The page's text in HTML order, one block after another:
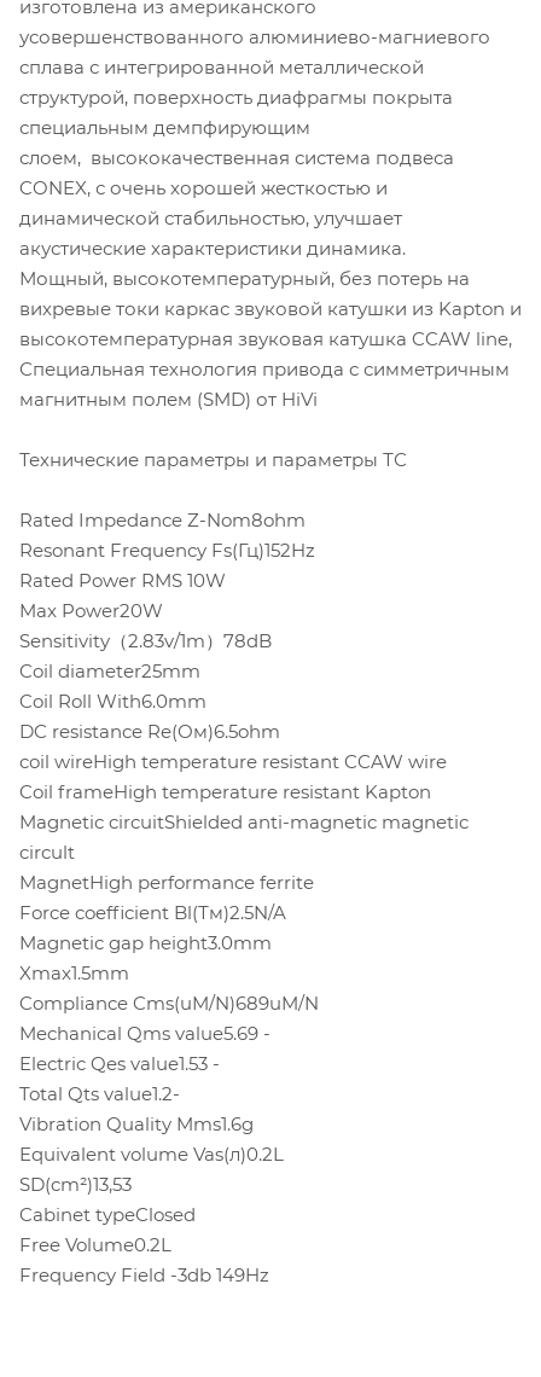
изготовлена из американского
усовершенствованного алюминиево-магниевого
сплава с интегрированной металлической
структурой, поверхность диафрагмы покрыта
специальным демпфирующим
слоем, высококачественная система подвеса
CONEX, с очень хорошей жесткостью и
динамической стабильностью, улучшает
акустические характеристики динамика.
Мощный, высокотемпературный, без потерь на
вихревые токи каркас звуковой катушки из Kapton и
высокотемпературная звуковая катушка CCAW line,
Специальная технология привода с симметричным
магнитным полем (SMD) от HiVi
Технические параметры и параметры ТС
Rated Impedance Z-Nom8ohm
Resonant Frequency Fs(Гц)152Hz
Rated Power RMS 10W
Max Power20W
Sensitivity（2.83v/1m）78dB
Coil diameter25mm
Coil Roll With6.0mm
DC resistance Re(Ом)6.5ohm
coil wireHigh temperature resistant CCAW wire
Coil frameHigh temperature resistant Kapton
Magnetic circuitShielded anti-magnetic magnetic
circult
MagnetHigh performance ferrite
Force coefficient Bl(Тм)2.5N/A
Magnetic gap height3.0mm
Xmax1.5mm
Compliance Cms(uM/N)689uM/N
Mechanical Qms value5.69 -
Electric Qes value1.53 -
Total Qts value1.2-
Vibration Quality Mms1.6g
Equivalent volume Vas(л)0.2L
SD(cm²)13,53
Cabinet typeClosed
Free Volume0.2L
Frequency Field -3db 149Hz